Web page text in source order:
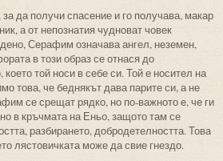
да получи спасение и го получава, макар
а от непознатия чудноват човек
Серафим означава ангел, неземен,
в този образ се отнася до
той носи в себе си. Той е носител на
това, че беднякът дава парите си, а не
се срещат рядко, но по-важното е, че ги
в кръчмата на Еньо, защото там се
разбирането, добродетелността. Това
лястовичката може да свие гнездо.